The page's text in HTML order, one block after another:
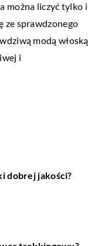
można liczyć tylko i
ze sprawdzonego
modą włoską
i
dobrej jakości?